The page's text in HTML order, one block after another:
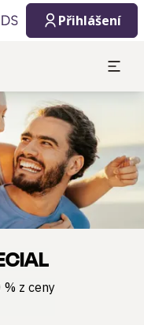
Přihlášení
z ceny